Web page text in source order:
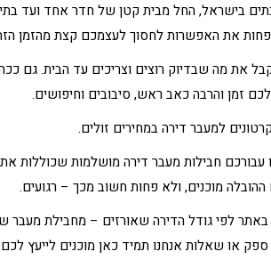
בישראל, החל מבית קטן של חדר אחד ועד
את האפשרות לחסוך לעצמכם קצת מהזמן
את מה שבדיוק רוצים וצריכים עד הבית. גם
זמן והרבה כאב ראש, סיבובים וחיפושים.
למעבר דירה במחירים זולים.
עבורכם חבילות מעבר דירה מושלמות שכוללות
ההובלה מוכנים, ולא פחות חשוב מכך – רגועים.
באתר לפי גודל הדירה שאורזים – מחבילת
או שאלות אנחנו תמיד כאן מוכנים לייעץ